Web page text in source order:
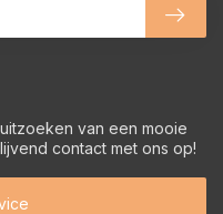
van een mooie
contact met ons op!